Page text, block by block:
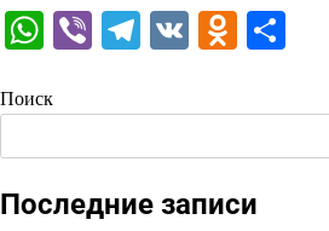
WhatsApp
ViberTelegram
VK
Поиск
Последние записи